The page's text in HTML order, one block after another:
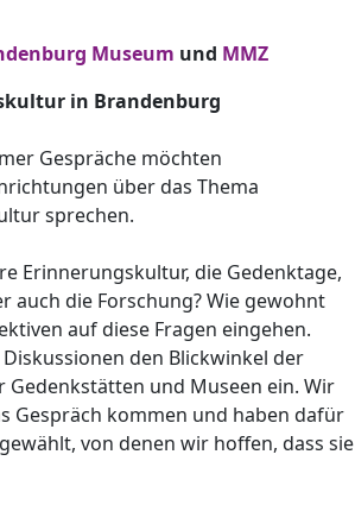
Museum und MMZ
in Brandenburg
Gespräche möchten
über das Thema
sprechen.
Erinnerungskultur, die Gedenktage,
auch die Forschung? Wie gewohnt
auf diese Fragen eingehen.
den Blickwinkel der
und Museen ein. Wir
Gespräch kommen und haben dafür
von denen wir hoffen, dass sie